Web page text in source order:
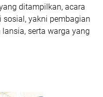
ditampilkan, acara
yakni pembagian
serta warga yang